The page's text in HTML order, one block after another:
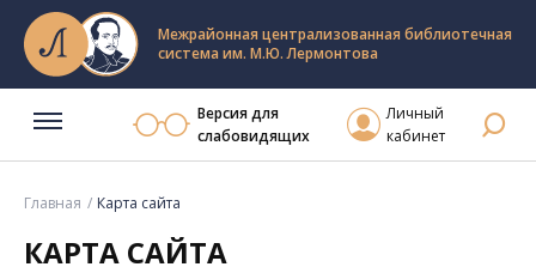
Межрайонная централизованная библиотечная
система им. М.Ю. Лермонтова
Версия для
слабовидящих
Личный
кабинет
Главная Карта сайта
КАРТА САЙТА